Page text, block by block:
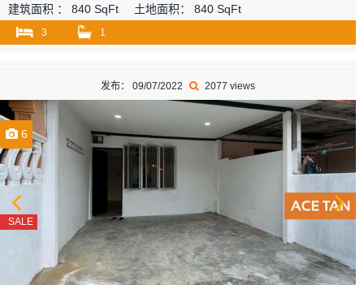
建筑面积 ： 840 SqFt 土地面积： 840 SqFt
3 1
发布： 09/07/2022 2077 views
6
SALE